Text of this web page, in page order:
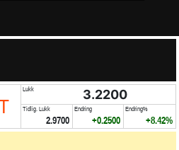
Lukk 3.2200
Tidlig. Lukk
2.9700
Endring
+0.2500
Endring%
+8.42%